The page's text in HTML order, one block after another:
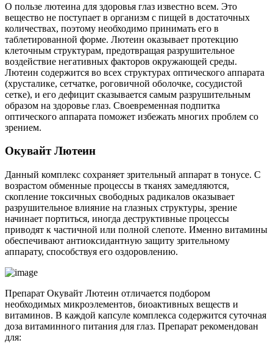
О пользе лютеина для здоровья глаз известно всем. Это
вещество не поступает в организм с пищей в достаточных
количествах, поэтому необходимо принимать его в
таблетированной форме. Лютеин оказывает протекцию
клеточным структурам, предотвращая разрушительное
воздействие негативных факторов окружающей среды.
Лютеин содержится во всех структурах оптического аппарата
(хрусталике, сетчатке, роговичной оболочке, сосудистой
сетке), и его дефицит сказывается самым разрушительным
образом на здоровье глаз. Своевременная подпитка
оптического аппарата поможет избежать многих проблем со
зрением.
Окувайт Лютеин
Данный комплекс сохраняет зрительный аппарат в тонусе. С
возрастом обменные процессы в тканях замедляются,
скопление токсичных свободных радикалов оказывает
разрушительное влияние на глазных структуры, зрение
начинает портиться, иногда деструктивные процессы
приводят к частичной или полной слепоте. Именно витамины
обеспечивают антиоксидантную защиту зрительному
аппарату, способствуя его оздоровлению.
Препарат Окувайт Лютеин отличается подбором
необходимых микроэлементов, биоактивных веществ и
витаминов. В каждой капсуле комплекса содержится суточная
доза витаминного питания для глаз. Препарат рекомендован
для: